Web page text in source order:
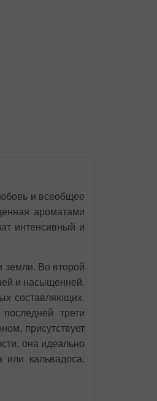
и всеобщее
ароматами
интенсивный и
земли. Во второй
и насыщенней.
составляющих.
трети
присутствует
она идеально
или кальвадоса.